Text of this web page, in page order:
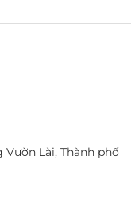
Lài, Thành phố